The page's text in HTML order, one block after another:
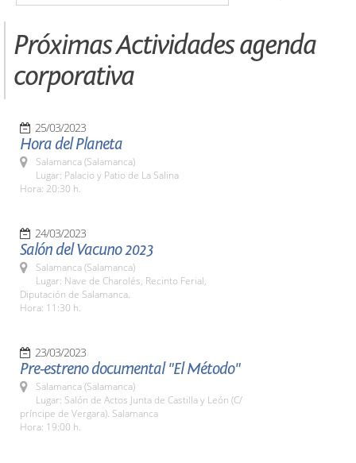
Próximas Actividades agenda
corporativa
25/03/2023
Hora del Planeta
Salamanca (Salamanca)
Lugar: Palacio y Patio de La Salina
Hora: 20:30 h.
24/03/2023
Salón del Vacuno 2023
Salamanca (Salamanca)
Lugar: Nave de Charolés, Recinto Ferial,
Diputación de Salamanca.
Hora: 11:30 h.
23/03/2023
Pre-estreno documental "El Método"
Salamanca (Salamanca)
Lugar: Salón de Actos Junta de Castilla y León (C/
príncipe de Vergara). Salamanca
Hora: 19:00 h.